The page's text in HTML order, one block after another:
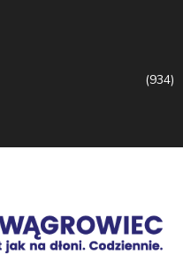
(934)